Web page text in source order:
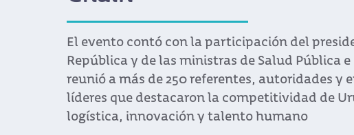
Paraguay, la francesa Nathalie Leclerc,
y destacó la combinación única de estabilidad,
apertura que ofrece Uruguay para quienes
e innovar en el sector de las ciencias de la vida
Ver noticia